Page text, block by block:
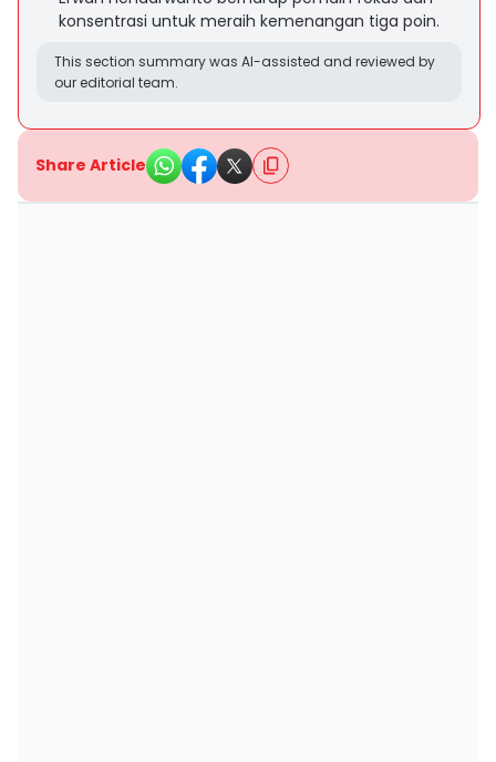
konsentrasi untuk meraih kemenangan tiga poin.
This section summary was AI-assisted and reviewed by
our editorial team.
Share Article